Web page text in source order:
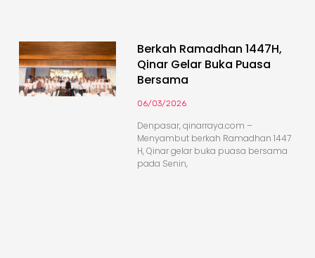
Berkah Ramadhan 1447H,
Qinar Gelar Buka Puasa
Bersama
06/03/2026
Denpasar, qinarraya.com –
Menyambut berkah Ramadhan 1447
H, Qinar gelar buka puasa bersama
pada Senin,